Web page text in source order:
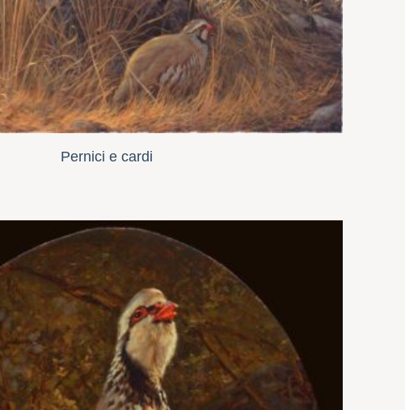
Pernici e cardi